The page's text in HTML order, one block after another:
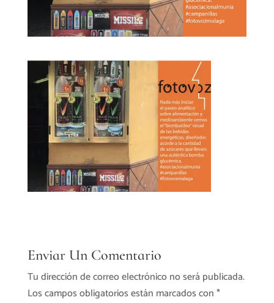
Enviar Un Comentario
Tu dirección de correo electrónico no será publicada.
Los campos obligatorios están marcados con*